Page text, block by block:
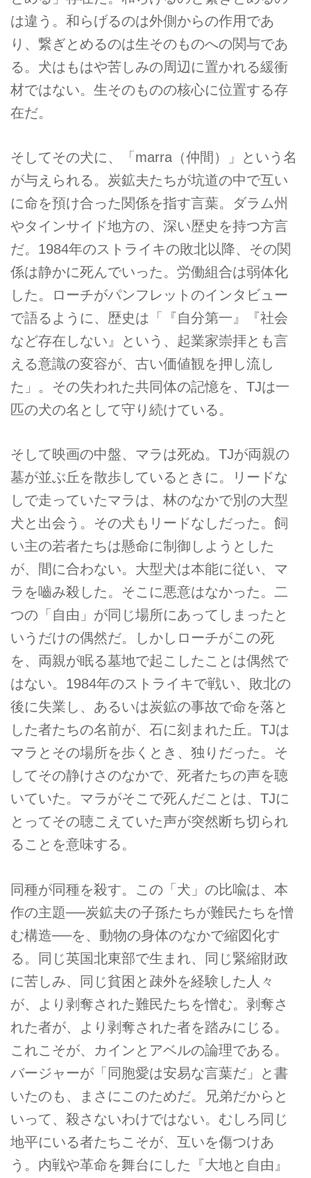
は違う。和らげるのは外側からの作用であ
り、繋ぎとめるのは生そのものへの関与であ
る。犬はもはや苦しみの周辺に置かれる緩衝
材ではない。生そのものの核心に位置する存
在だ。
そしてその犬に、「marra（仲間）」という名
が与えられる。炭鉱夫たちが坑道の中で互い
に命を預け合った関係を指す言葉。ダラム州
やタインサイド地方の、深い歴史を持つ方言
だ。1984年のストライキの敗北以降、その関
係は静かに死んでいった。労働組合は弱体化
した。ローチがパンフレットのインタビュー
で語るように、歴史は「『自分第一』『社会
など存在しない』という、起業家崇拝とも言
える意識の変容が、古い価値観を押し流し
た」。その失われた共同体の記憶を、TJは一
匹の犬の名として守り続けている。
そして映画の中盤、マラは死ぬ。TJが両親の
墓が並ぶ丘を散歩しているときに。リードな
しで走っていたマラは、林のなかで別の大型
犬と出会う。その犬もリードなしだった。飼
い主の若者たちは懸命に制御しようとした
が、間に合わない。大型犬は本能に従い、マ
ラを嚙み殺した。そこに悪意はなかった。二
つの「自由」が同じ場所にあってしまったと
いうだけの偶然だ。しかしローチがこの死
を、両親が眠る墓地で起こしたことは偶然で
はない。1984年のストライキで戦い、敗北の
後に失業し、あるいは炭鉱の事故で命を落と
した者たちの名前が、石に刻まれた丘。TJは
マラとその場所を歩くとき、独りだった。そ
してその静けさのなかで、死者たちの声を聴
いていた。マラがそこで死んだことは、TJに
とってその聴こえていた声が突然断ち切られ
ることを意味する。
同種が同種を殺す。この「犬」の比喩は、本
作の主題──炭鉱夫の子孫たちが難民たちを憎
む構造──を、動物の身体のなかで縮図化す
る。同じ英国北東部で生まれ、同じ緊縮財政
に苦しみ、同じ貧困と疎外を経験した人々
が、より剥奪された難民たちを憎む。剥奪さ
れた者が、より剥奪された者を踏みにじる。
これこそが、カインとアベルの論理である。
バージャーが「同胞愛は安易な言葉だ」と書
いたのも、まさにこのためだ。兄弟だからと
いって、殺さないわけではない。むしろ同じ
地平にいる者たちこそが、互いを傷つけあ
う。内戦や革命を舞台にした『大地と自由』